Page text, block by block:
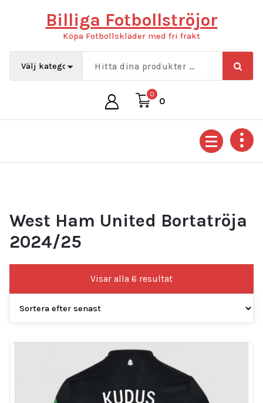
Billiga Fotbollströjor
Köpa Fotbollskläder med fri frakt
0
0
West Ham United Bortatröja
2024/25
Visar alla 6 resultatSortera
efter